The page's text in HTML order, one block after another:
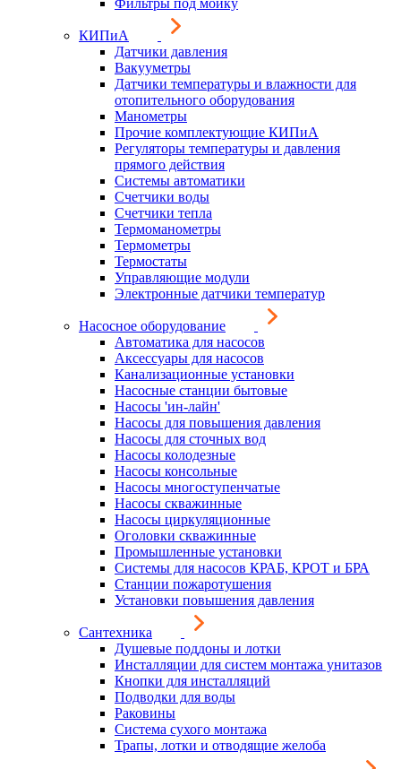
Фильтры под мойку
КИПиА
Датчики давления
Вакууметры
Датчики температуры и влажности для
отопительного оборудования
Манометры
Прочие комплектующие КИПиА
Регуляторы температуры и давления
прямого действия
Системы автоматики
Счетчики воды
Счетчики тепла
Термоманометры
Термометры
Термостаты
Управляющие модули
Электронные датчики температур
Насосное оборудование
Автоматика для насосов
Аксессуары для насосов
Канализационные установки
Насосные станции бытовые
Насосы 'ин-лайн'
Насосы для повышения давления
Насосы для сточных вод
Насосы колодезные
Насосы консольные
Насосы многоступенчатые
Насосы скважинные
Насосы циркуляционные
Оголовки скважинные
Промышленные установки
Системы для насосов КРАБ, КРОТ и БРА
Станции пожаротушения
Установки повышения давления
Сантехника
Душевые поддоны и лотки
Инсталляции для систем монтажа унитазов
Кнопки для инсталляций
Подводки для воды
Раковины
Система сухого монтажа
Трапы, лотки и отводящие желоба